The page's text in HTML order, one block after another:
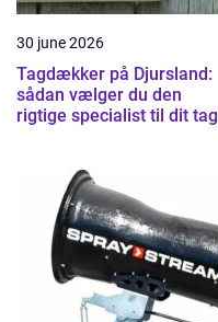
30 june 2026
Tagdækker på Djursland:
sådan vælger du den
rigtige specialist til dit tag